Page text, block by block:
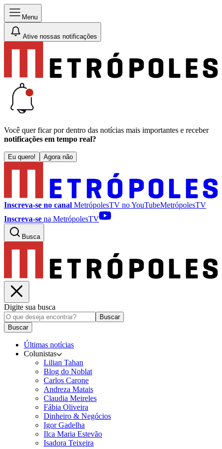
Menu
Ative nossas notificações
Você quer ficar por dentro das notícias mais importantes e receber
notificações em tempo real?
Eu quero! Agora não
Inscreva-se no canal MetrópolesTV noYouTubeMetrópolesTV
Inscreva-se na MetrópolesTV
Busca
Digite sua busca
Buscar
Buscar
Últimas notícias
Colunistas
Lilian Tahan
Blog do Noblat
Carlos Carone
Andreza Matais
Claudia Meireles
Fábia Oliveira
Dinheiro & Negócios
Igor Gadelha
Ilca Maria Estevão
Isadora Teixeira